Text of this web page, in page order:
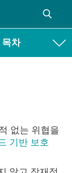
차
없는 위협을
기반 보호